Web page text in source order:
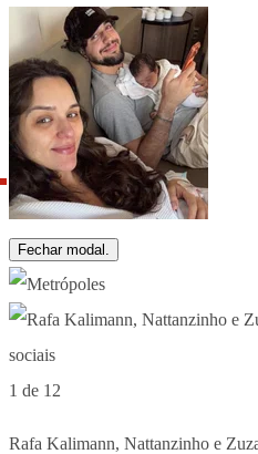
Fechar modal.
1 de 12
Rafa Kalimann, Nattanzinho e